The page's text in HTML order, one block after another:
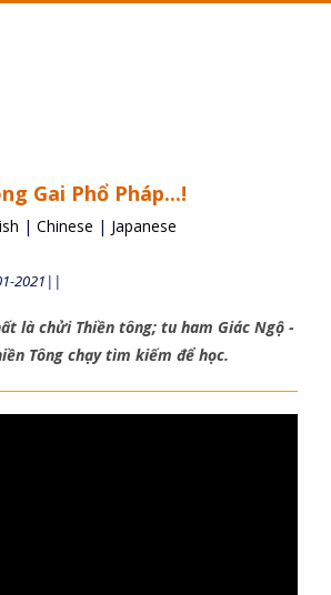
Gai Phổ Pháp...!
| Chinese | Japanese
2021||
là chửi Thiền tông; tu ham Giác Ngộ -
Tông chạy tìm kiếm để học.